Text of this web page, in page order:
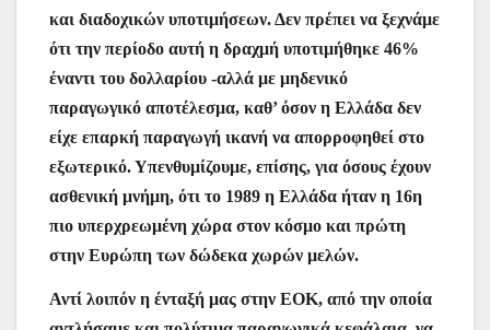
και διαδοχικών υποτιμήσεων. Δεν πρέπει να ξεχνάμε
ότι την περίοδο αυτή η δραχμή υποτιμήθηκε 46%
έναντι του δολλαρίου -αλλά με μηδενικό
παραγωγικό αποτέλεσμα, καθ’ όσον η Ελλάδα δεν
είχε επαρκή παραγωγή ικανή να απορροφηθεί στο
εξωτερικό. Υπενθυμίζουμε, επίσης, για όσους έχουν
ασθενική μνήμη, ότι το 1989 η Ελλάδα ήταν η 16η
πιο υπερχρεωμένη χώρα στον κόσμο και πρώτη
στην Ευρώπη των δώδεκα χωρών μελών.
Αντί λοιπόν η ένταξή μας στην ΕΟΚ, από την οποία